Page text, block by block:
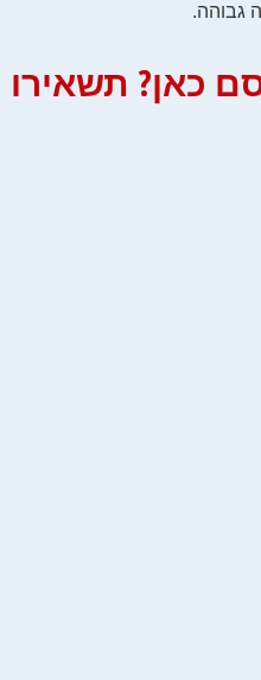
גבוהה.
כאן?